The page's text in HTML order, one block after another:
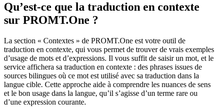
Qu’est-ce que la traduction en contexte
sur PROMT.One ?
La section « Contextes » de PROMT.One est votre outil de
traduction en contexte, qui vous permet de trouver de vrais exemples
d’usage de mots et d’expressions. Il vous suffit de saisir un mot, et le
service affichera sa traduction en contexte : des phrases issues de
sources bilingues où ce mot est utilisé avec sa traduction dans la
langue cible. Cette approche aide à comprendre les nuances de sens
et le bon usage dans la langue, qu’il s’agisse d’un terme rare ou
d’une expression courante.